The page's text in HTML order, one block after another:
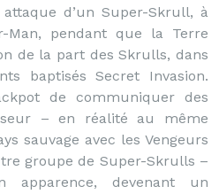
d’un Super-Skrull, à
Man, pendant que la Terre
de la part des Skrulls, dans
baptisés Secret Invasion.
de communiquer des
– en réalité au même
sauvage avec les Vengeurs
groupe de Super-Skrulls –
devenant un